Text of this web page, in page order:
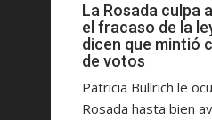
La Rosada culpa
el fracaso de la
dicen que mintió
de votos
Patricia Bullrich le
Rosada hasta bien